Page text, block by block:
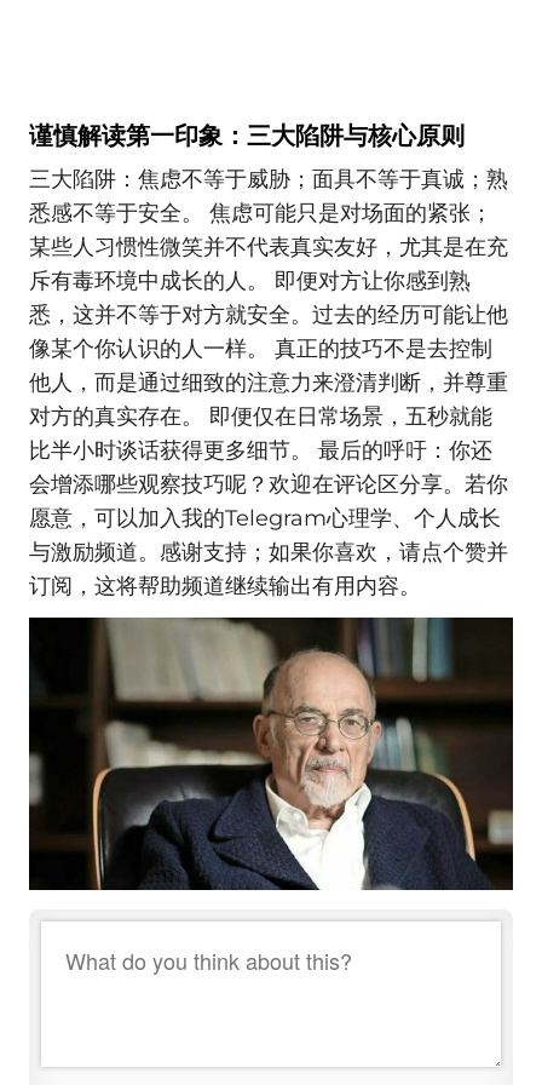
谨慎解读第一印象：三大陷阱与核心原则
三大陷阱：焦虑不等于威胁；面具不等于真诚；熟
悉感不等于安全。 焦虑可能只是对场面的紧张；
某些人习惯性微笑并不代表真实友好，尤其是在充
斥有毒环境中成长的人。 即便对方让你感到熟
悉，这并不等于对方就安全。过去的经历可能让他
像某个你认识的人一样。 真正的技巧不是去控制
他人，而是通过细致的注意力来澄清判断，并尊重
对方的真实存在。 即便仅在日常场景，五秒就能
比半小时谈话获得更多细节。 最后的呼吁：你还
会增添哪些观察技巧呢？欢迎在评论区分享。若你
愿意，可以加入我的Telegram心理学、个人成长
与激励频道。感谢支持；如果你喜欢，请点个赞并
订阅，这将帮助频道继续输出有用内容。